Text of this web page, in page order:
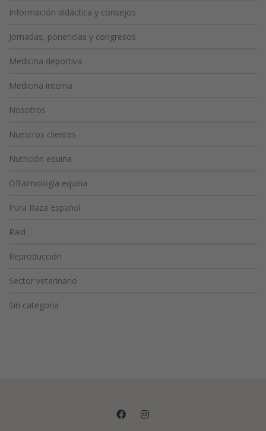
Información didáctica y consejos
Jornadas, ponencias y congresos
Medicina deportiva
Medicina interna
Nosotros
Nuestros clientes
Nutrición equina
Oftalmología equina
Pura Raza Español
Raid
Reproducción
Sector veterinario
Sin categoría